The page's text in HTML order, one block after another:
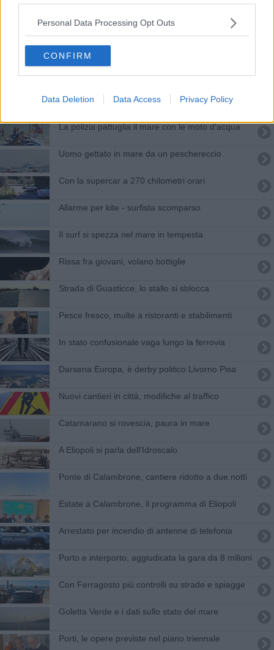
Personal Data Processing Opt Outs
CONFIRM
Data Deletion Data Access Privacy Policy
Autocisterna in avaria, chiuso tratto della Fipili
Autocisterna tampona un bus, sei feriti
Spaccio in tenda, un arresto
La polizia pattuglia il mare con le moto d'acqua
Uomo gettato in mare da un peschereccio
Con la supercar a 270 chilometri orari
Allarme per kite - surfista scomparso
Il surf si spezza nel mare in tempesta
Rissa fra giovani, volano bottiglie
Strada di Guasticce, lo stallo si sblocca
Pesce fresco, multe a ristoranti e stabilimenti
In stato confusionale vaga lungo la ferrovia
Darsena Europa, è derby politico Livorno Pisa
Nuovi cantieri in città, modifiche al traffico
Catamarano si rovescia, paura in mare
A Eliopoli si parla dell'Idroscalo
Ponte di Calambrone, cantiere ridotto a due notti
Estate a Calambrone, il programma di Eliopoli
Arrestato per incendio di antenne di telefonia
Porto e interporto, aggiudicata la gara da 8 milioni
Con Ferragosto più controlli su strade e spiagge
Goletta Verde e i dati sullo stato del mare
Porti, le opere previste nel piano triennale